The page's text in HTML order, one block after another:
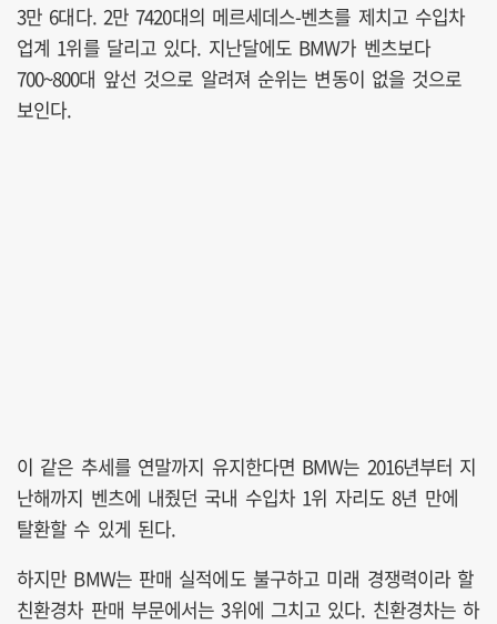
3만 6대다. 2만 7420대의 메르세데스-벤츠를 제치고 수입차
업계 1위를 달리고 있다. 지난달에도 BMW가 벤츠보다
700~800대 앞선 것으로 알려져 순위는 변동이 없을 것으로
보인다.
이 같은 추세를 연말까지 유지한다면 BMW는 2016년부터 지
난해까지 벤츠에 내줬던 국내 수입차 1위 자리도 8년 만에
탈환할 수 있게 된다.
하지만 BMW는 판매 실적에도 불구하고 미래 경쟁력이라 할
친환경차 판매 부문에서는 3위에 그치고 있다. 친환경차는 하